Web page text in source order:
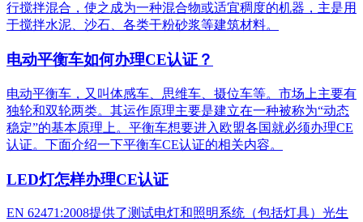
行搅拌混合，使之成为一种混合物或适宜稠度的机器，主是用
于搅拌水泥、沙石、各类干粉砂浆等建筑材料。
电动平衡车如何办理CE认证？
电动平衡车，又叫体感车、思维车、摄位车等。市场上主要有
独轮和双轮两类。其运作原理主要是建立在一种被称为“动态
稳定”的基本原理上。平衡车想要进入欧盟各国就必须办理CE
认证。下面介绍一下平衡车CE认证的相关内容。
LED灯怎样办理CE认证
EN 62471:2008提供了测试电灯和照明系统（包括灯具）光生